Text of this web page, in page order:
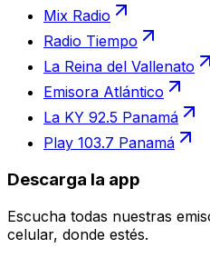
Mix Radio
Radio Tiempo
La Reina del Vallenato
Emisora Atlántico
La KY 92.5 Panamá
Play 103.7 Panamá
Descarga la app
Escucha todas nuestras
celular, donde estés.